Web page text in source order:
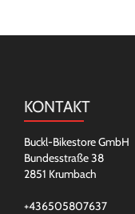
KONTAKT
Buckl-Bikestore GmbH
Bundesstraße 38
2851 Krumbach
+436505807637